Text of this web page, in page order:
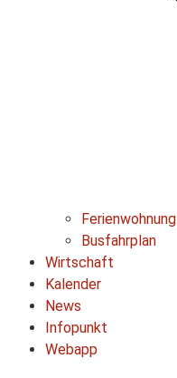
Ferienwohnung
Busfahrplan
Wirtschaft
Kalender
News
Infopunkt
Webapp